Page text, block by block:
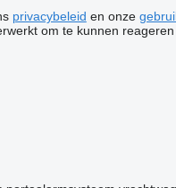
privacybeleid en onze
om te kunnen reageren